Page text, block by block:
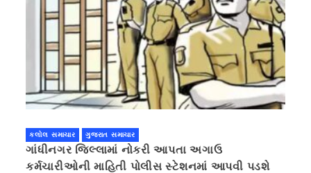
કલોલ સમાચાર ગુજરાત સમાચાર
ગાંધીનગર જિલ્લામાં નોકરી આપતા અગાઉ
કર્મચારીઓની માહિતી પોલીસ સ્ટેશનમાં આપવી પડશે